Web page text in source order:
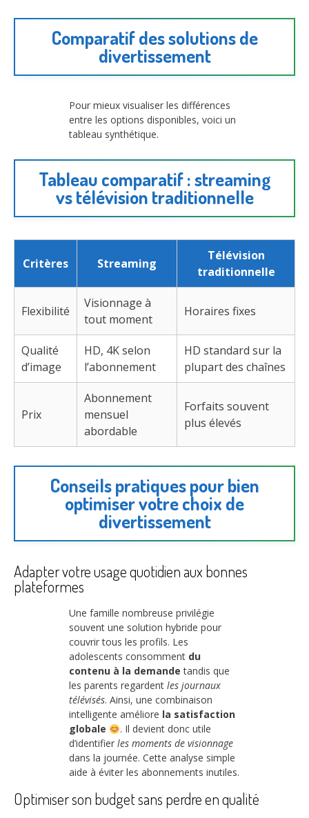
Comparatif des solutions de
divertissement
Pour mieux visualiser les différences
entre les options disponibles, voici un
tableau synthétique.
Tableau comparatif : streaming
vs télévision traditionnelle
Critères Streaming
Télévision
traditionnelle
Flexibilité
Visionnage à
tout moment
Horaires fixes
Qualité
d’image
HD, 4K selon
l’abonnement
HD standard sur la
plupart des chaînes
Prix
Abonnement
mensuel
abordable
Forfaits souvent
plus élevés
Conseils pratiques pour bien
optimiser votre choix de
divertissement
Adapter votre usage quotidien aux bonnes
plateformes
Une famille nombreuse privilégie
souvent une solution hybride pour
couvrir tous les profils. Les
adolescents consomment du
contenu à la demande tandis que
les parents regardent les journaux
télévisés. Ainsi, une combinaison
intelligente améliore la satisfaction
globale
. Il devient donc utile
d’identifier les moments de visionnage
dans la journée. Cette analyse simple
aide à éviter les abonnements inutiles.
Optimiser son budget sans perdre en qualité